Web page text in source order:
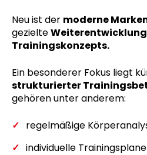
Neu ist der moderne
gezielte
Trainingskonzepts.
Ein besonderer Fokus liegt
strukturierter
gehören unter anderem:
regelmäßige
individuelle